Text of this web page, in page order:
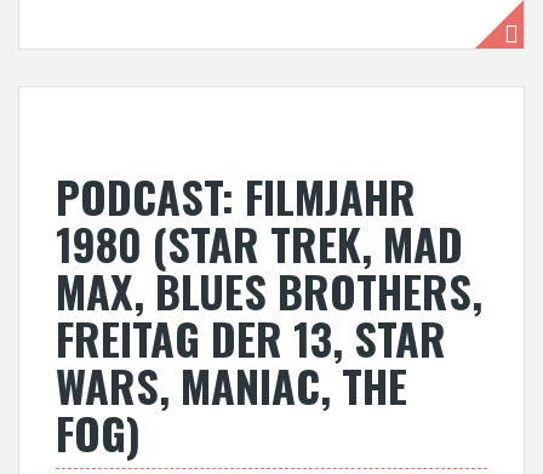
PODCAST: FILMJAHR
1980 (STAR TREK, MAD
MAX, BLUES BROTHERS,
FREITAG DER 13, STAR
WARS, MANIAC, THE
FOG)